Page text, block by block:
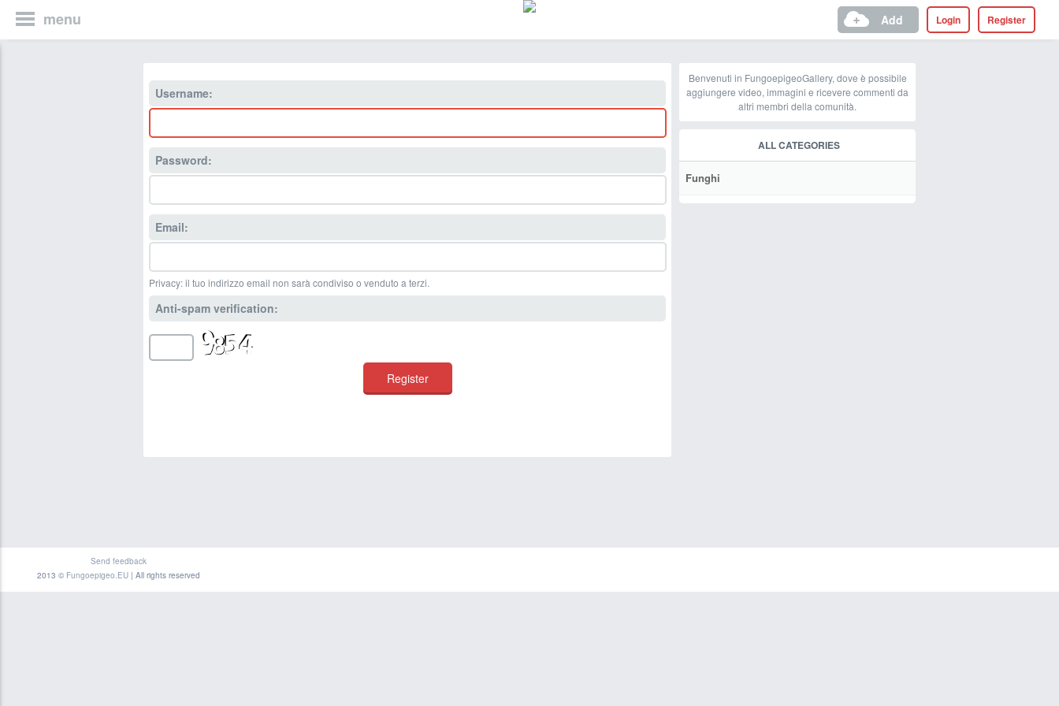
menu Register
Login
Add
Username:
Password:
Email:
Privacy: il tuo indirizzo email non sarà condiviso o venduto a terzi.
Anti-spam verification:
Benvenuti in FungoepigeoGallery, dove è possibile
aggiungere video, immagini e ricevere commenti da
altri membri della comunità.
ALL CATEGORIES
Funghi
Send feedback
2013 © Fungoepigeo.EU| All rights reserved